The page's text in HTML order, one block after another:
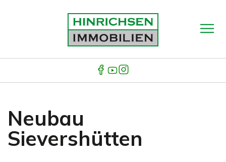
Neubau
Sievershütten